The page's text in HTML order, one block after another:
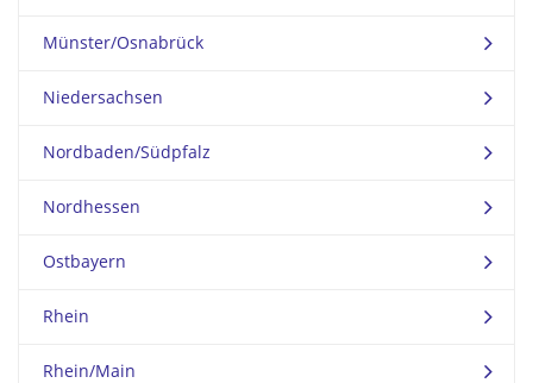
Münster/Osnabrück
Niedersachsen
Nordbaden/Südpfalz
Nordhessen
Ostbayern
Rhein
Rhein/Main